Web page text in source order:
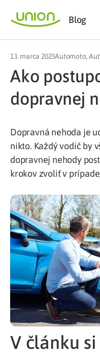
Blog
13. marca 2023Automoto,
Ako
dopravnej
Dopravná nehoda je
nikto. Každý vodič by
dopravnej nehody
krokov zvoliť v
V článku